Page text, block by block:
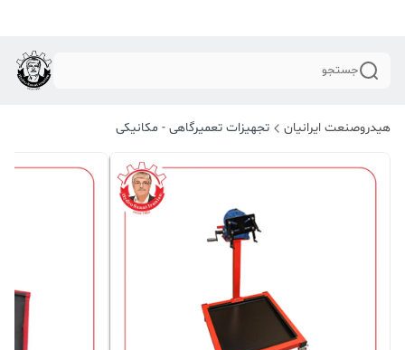
جستجو
هیدروصنعت ایرانیان تجهیزات تعمیرگاهی - مکانیکی